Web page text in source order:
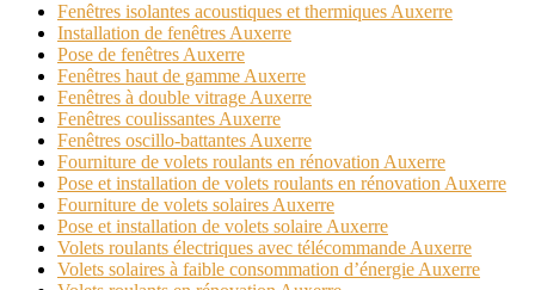
Fenêtres isolantes acoustiques et thermiques Auxerre
Installation de fenêtres Auxerre
Pose de fenêtres Auxerre
Fenêtres haut de gamme Auxerre
Fenêtres à double vitrage Auxerre
Fenêtres coulissantes Auxerre
Fenêtres oscillo-battantes Auxerre
Fourniture de volets roulants en rénovation Auxerre
Pose et installation de volets roulants en rénovation Auxerre
Fourniture de volets solaires Auxerre
Pose et installation de volets solaire Auxerre
Volets roulants électriques avec télécommande Auxerre
Volets solaires à faible consommation d’énergie Auxerre